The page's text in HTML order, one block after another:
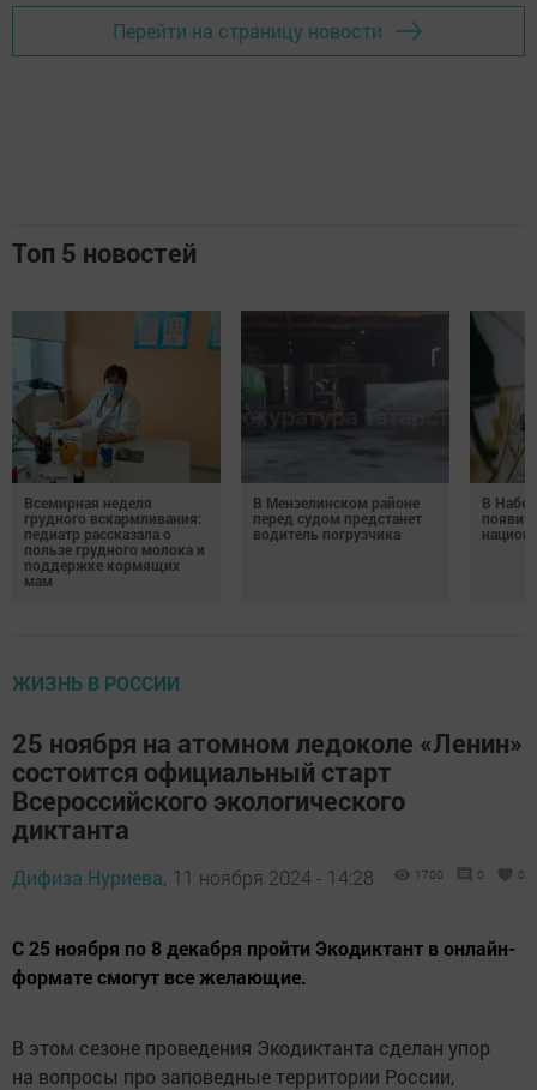
Перейти на страницу новости
Топ 5 новостей
Всемирная неделя
грудного вскармливания:
педиатр рассказала о
пользе грудного молока и
поддержке кормящих
мам
В Мензелинском районе
перед судом предстанет
водитель погрузчика
В
ЖИЗНЬ В РОССИИ
25 ноября на атомном ледоколе «Ленин»
состоится официальный старт
Всероссийского экологического
диктанта
Дифиза Нуриева, 11 ноября 2024 - 14:28 1700 0 0
С 25 ноября по 8 декабря пройти Экодиктант в онлайн-
формате смогут все желающие.
В этом сезоне проведения Экодиктанта сделан упор
на вопросы про заповедные территории России,